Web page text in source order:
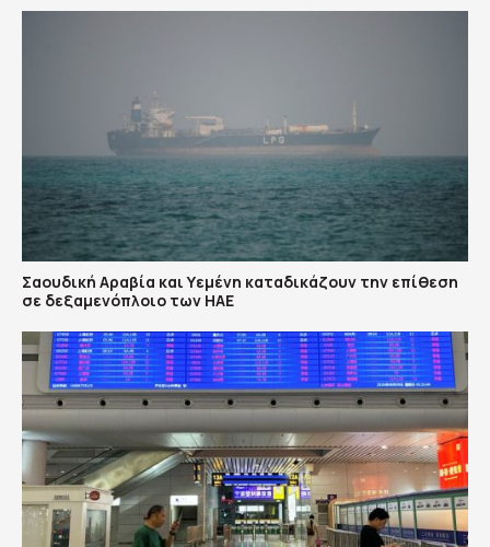
Σαουδική Αραβία και Υεμένη καταδικάζουν την επίθεση
σε δεξαμενόπλοιο των ΗΑΕ